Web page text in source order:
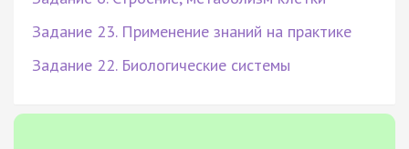
Задание 23. Применение знаний на практике
Задание 22. Биологические системы